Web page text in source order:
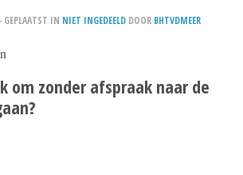
- GEPLAATST IN NIET INGEDEELD DOOR BHTVDMEER
om zonder afspraak naar de